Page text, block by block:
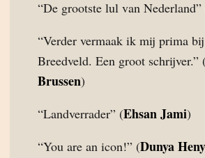
“De grootste lul van Nederland”
“Verder vermaak ik mij prima
Breedveld. Een groot schrijver.”
Brussen)
“Landverrader” (Ehsan Jami)
“You are an icon!” (Dunya